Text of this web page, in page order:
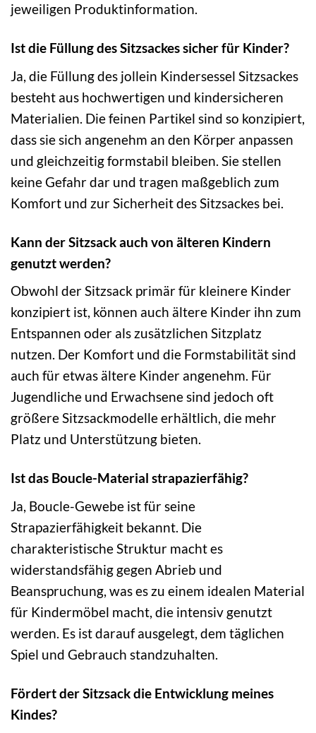
jeweiligen Produktinformation.
Ist die Füllung des Sitzsackes sicher für Kinder?
Ja, die Füllung des jollein Kindersessel Sitzsackes
besteht aus hochwertigen und kindersicheren
Materialien. Die feinen Partikel sind so konzipiert,
dass sie sich angenehm an den Körper anpassen
und gleichzeitig formstabil bleiben. Sie stellen
keine Gefahr dar und tragen maßgeblich zum
Komfort und zur Sicherheit des Sitzsackes bei.
Kann der Sitzsack auch von älteren Kindern
genutzt werden?
Obwohl der Sitzsack primär für kleinere Kinder
konzipiert ist, können auch ältere Kinder ihn zum
Entspannen oder als zusätzlichen Sitzplatz
nutzen. Der Komfort und die Formstabilität sind
auch für etwas ältere Kinder angenehm. Für
Jugendliche und Erwachsene sind jedoch oft
größere Sitzsackmodelle erhältlich, die mehr
Platz und Unterstützung bieten.
Ist das Boucle-Material strapazierfähig?
Ja, Boucle-Gewebe ist für seine
Strapazierfähigkeit bekannt. Die
charakteristische Struktur macht es
widerstandsfähig gegen Abrieb und
Beanspruchung, was es zu einem idealen Material
für Kindermöbel macht, die intensiv genutzt
werden. Es ist darauf ausgelegt, dem täglichen
Spiel und Gebrauch standzuhalten.
Fördert der Sitzsack die Entwicklung meines
Kindes?